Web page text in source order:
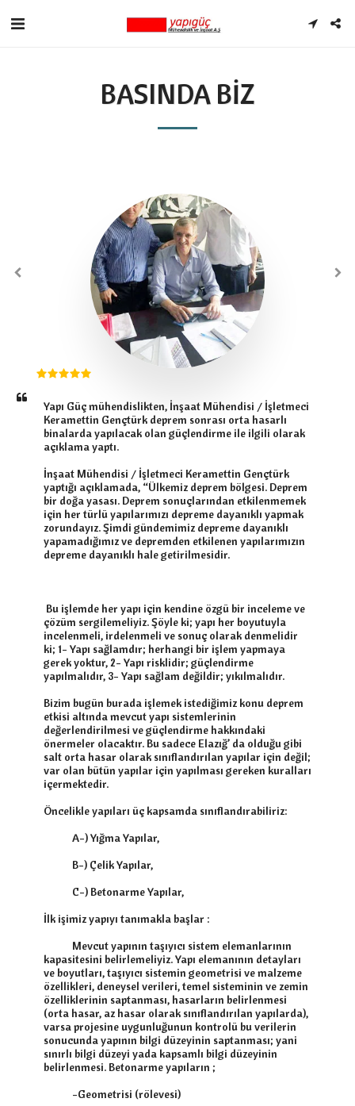
BASINDA BIZ
Yapı Güç mühendislikten, İnşaat Mühendisi / İşletmeci
Keramettin Gençtürk deprem sonrası orta hasarlı
binalarda yapılacak olan güçlendirme ile ilgili olarak
açıklama yaptı.
İnşaat Mühendisi / İşletmeci Keramettin Gençtürk
yaptığı açıklamada, “Ülkemiz deprem bölgesi. Deprem
bir doğa yasası. Deprem sonuçlarından etkilenmemek
için her türlü yapılarımızı depreme dayanıklı yapmak
zorundayız. Şimdi gündemimiz depreme dayanıklı
yapamadığımız ve depremden etkilenen yapılarımızın
depreme dayanıklı hale getirilmesidir.
çözüm sergilemeliyiz. Şöyle ki; yapı her boyutuyla
incelenmeli, irdelenmeli ve sonuç olarak denmelidir
ki; 1- Yapı sağlamdır; herhangi bir işlem yapmaya
gerek yoktur, 2- Yapı risklidir; güçlendirme
yapılmalıdır, 3- Yapı sağlam değildir; yıkılmalıdır.
Bizim bugün burada işlemek istediğimiz konu deprem
etkisi altında mevcut yapı sistemlerinin
değerlendirilmesi ve güçlendirme hakkındaki
önermeler olacaktır. Bu sadece Elazığ’ da olduğu gibi
salt orta hasar olarak sınıflandırılan yapılar için değil;
var olan bütün yapılar için yapılması gereken kuralları
içermektedir.
Öncelikle yapıları üç kapsamda sınıflandırabiliriz:
İlk işimiz yapıyı tanımakla başlar :
kapasitesini belirlemeliyiz. Yapı elemanının detayları
ve boyutları, taşıyıcı sistemin geometrisi ve malzeme
özellikleri, deneysel verileri, temel sisteminin ve zemin
özelliklerinin saptanması, hasarların belirlenmesi
(orta hasar, az hasar olarak sınıflandırılan yapılarda),
varsa projesine uygunluğunun kontrolü bu verilerin
sonucunda yapının bilgi düzeyinin saptanması; yani
sınırlı bilgi düzeyi yada kapsamlı bilgi düzeyinin
belirlenmesi. Betonarme yapıların ;